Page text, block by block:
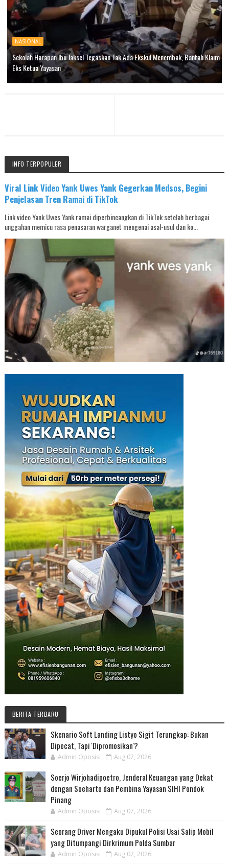
NASIONAL
Sekolah Harapan Ibu Jaksel Tegaskan Tak Ada Ekskul Menembak, Bantah Klaim
Eks Ketua Yayasan
INFO TERPOPULER
Viral Link Video Yank Uwes Yank Gegerkan Medsos, Begini
Penjelasan Tren Ramai di TikTok
Link video Yank Uwes Yank ramai diperbincangkan di TikTok setelah berbagai
unggahan memicu rasa penasaran warganet mengenai asal-usul dan ko...
BERITA TERBARU
Skenario Soft Landing Listyo Sigit Terungkap: Bukan
Dipecat, Tapi 'Dipromosikan'?
Admin Oposisi Aug 07, 2026
Soerjo Wirjohadipoetro, Jenderal Keuangan yang Dekat
dengan Soeharto dan Pembina Yayasan SIHI Pondok
Pinang
Admin Oposisi Aug 07, 2026
Seorang Driver Mengaku Dipukul Polisi Usai Salip Mobil
yang Ditumpangi Dirkrimum Polda Sumbar
Admin Oposisi Aug 07, 2026